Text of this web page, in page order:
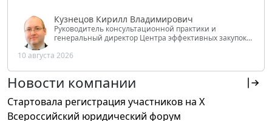
Кузнецов Кирилл Владимирович
Руководитель консультационной практики и
генеральный директор Центра эффективных закупок
РФ
10 августа 2026
Новости компании
Стартовала регистрация участников на X
Всероссийский юридический форум